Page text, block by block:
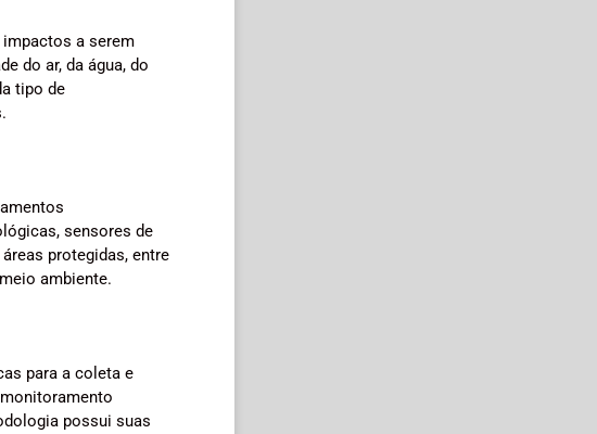
a serem
do ar, da água, do
tipo de
sensores de
protegidas, entre
ambiente.
para a coleta e
possui suas